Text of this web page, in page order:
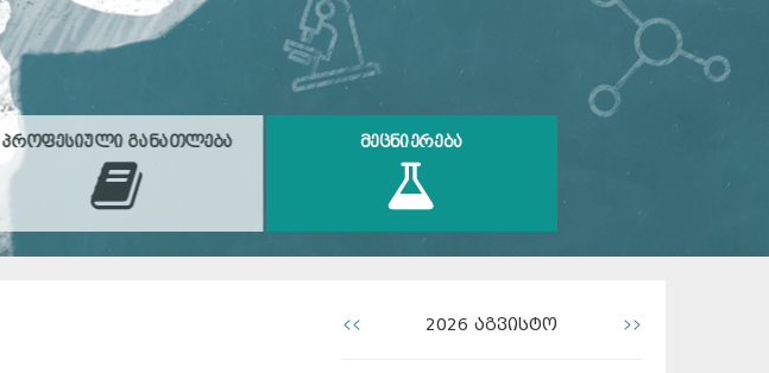
ᲞᲠᲝᲤᲔᲡᲘᲣᲚᲘ ᲒᲐᲜᲐᲗᲚᲔᲑᲐ ᲛᲔᲪᲜᲘᲔᲠᲔᲑᲐ
<< 2026 აგვისტო >>